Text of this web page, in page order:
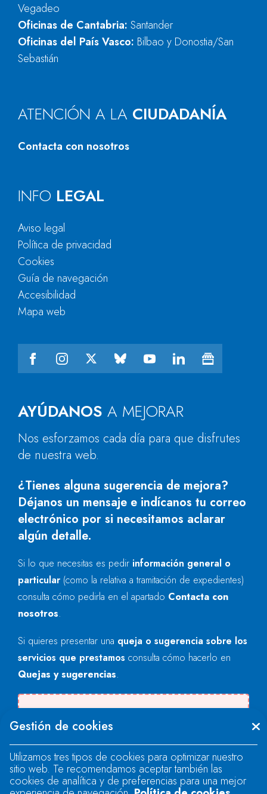
Vegadeo
Oficinas de Cantabria: Santander
Oficinas del País Vasco: Bilbao y Donostia/San
Sebastián
ATENCIÓN A LA CIUDADANÍA
Contacta con nosotros
AYÚDANOS A MEJORAR
Nos esforzamos cada día para que disfrutes
de nuestra web.
¿Tienes alguna sugerencia de mejora?
Déjanos un mensaje e indícanos tu correo
electrónico por si necesitamos aclarar
algún detalle.
Si lo que necesitas es pedir información general o
particular (como la relativa a tramitación de expedientes)
consulta cómo pedirla en el apartado Contacta con
nosotros.
Si quieres presentar una queja o sugerencia sobre los
servicios que prestamos consulta cómo hacerlo en
Quejas y sugerencias.
"text".
Se produjo un error al cargar el campo
INFO LEGAL
Aviso legal
Política de privacidad
Cookies
Guía de navegación
Accesibilidad
Mapa web
Gestión de cookies
Utilizamos tres tipos de cookies para optimizar nuestro
sitio web. Te recomendamos aceptar también las
cookies de analítica y de preferencias para una mejor